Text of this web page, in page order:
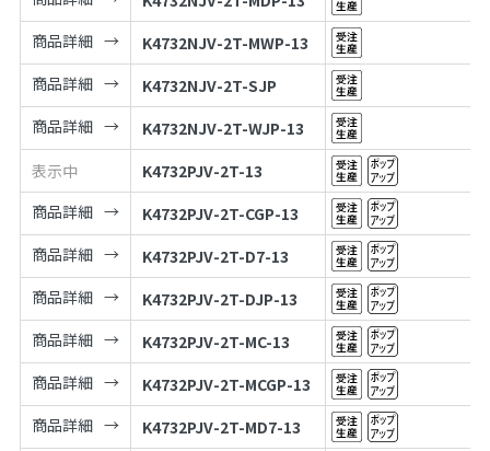
商品詳細
K4732NJV-2T-MWP-13
商品詳細
K4732NJV-2T-SJP
商品詳細
K4732NJV-2T-WJP-13
表示中
K4732PJV-2T-13
商品詳細
K4732PJV-2T-CGP-13
商品詳細
K4732PJV-2T-D7-13
商品詳細
K4732PJV-2T-DJP-13
商品詳細
K4732PJV-2T-MC-13
商品詳細
K4732PJV-2T-MCGP-13
商品詳細
K4732PJV-2T-MD7-13